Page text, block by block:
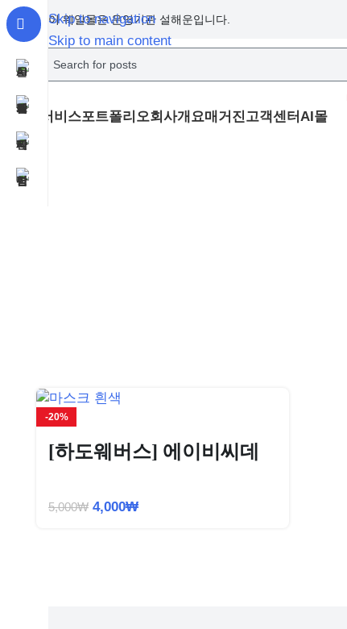
Skip to navigation
Skip to main content
이 웨일몰은 운영기관 설해운입니다.
서비스포트폴리오회사개요매거진고객센터 AI몰
-20%
[하도웨버스] 에이비씨데
마스크 KF94 10매입
5,000₩ 4,000₩